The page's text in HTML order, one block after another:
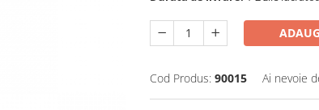
Cod Produs: 90015 Ai nevoie